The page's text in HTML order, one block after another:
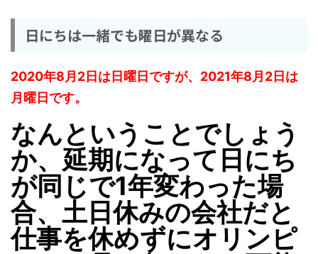
日にちは一緒でも曜日が異なる
2020年8月2日は日曜日ですが、2021年8月2日は
月曜日です。
なんということでしょう
か、延期になって日にち
が同じで1年変わった場
合、土日休みの会社だと
仕事を休めずにオリンピ